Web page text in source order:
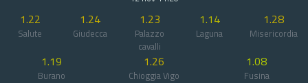
1.22
Salute
1.24
Giudecca
1.23
Palazzo
cavalli
1.14
Laguna
1.28
Misericordia
1.19
Burano
1.26
Chioggia Vigo
1.08
Fusina